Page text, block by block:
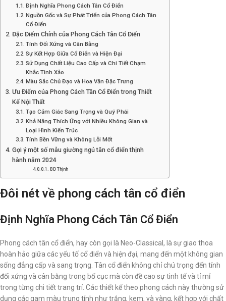
Định Nghĩa Phong Cách Tân Cổ Điển
Nguồn Gốc và Sự Phát Triển của Phong Cách Tân
Cổ Điển
Đặc Điểm Chính của Phong Cách Tân Cổ Điển
Tính Đối Xứng và Cân Bằng
Sự Kết Hợp Giữa Cổ Điển và Hiện Đại
Sử Dụng Chất Liệu Cao Cấp và Chi Tiết Chạm
Khắc Tinh Xảo
Màu Sắc Chủ Đạo và Hoa Văn Đặc Trưng
Ưu Điểm của Phong Cách Tân Cổ Điển trong Thiết
Kế Nội Thất
Tạo Cảm Giác Sang Trọng và Quý Phái
Khả Năng Thích Ứng với Nhiều Không Gian và
Loại Hình Kiến Trúc
Tính Bền Vững và Không Lỗi Mốt
Gợi ý một số mẫu giường ngủ tân cổ điển thịnh
hành năm 2024
BD Thịnh
Đôi nét về phong cách tân cổ điển
Định Nghĩa Phong Cách Tân Cổ Điển
Phong cách tân cổ điển, hay còn gọi là Neo-Classical, là sự giao thoa
hoàn hảo giữa các yếu tố cổ điển và hiện đại, mang đến một không gian
sống đẳng cấp và sang trọng. Tân cổ điển không chỉ chú trọng đến tính
đối xứng và cân bằng trong bố cục mà còn đề cao sự tinh tế và tỉ mỉ
trong từng chi tiết trang trí. Các thiết kế theo phong cách này thường sử
dụng các gam màu trung tính như trắng, kem, và vàng, kết hợp với chất